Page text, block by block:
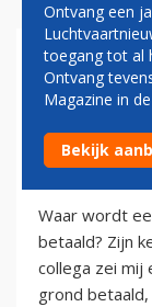
ERIC
TAXI
19 augustus
Waar wordt
betaald? Zijn
collega zei mij
grond
Ontvang een
toegang tot al
Ontvang
Magazine in
Bekijk